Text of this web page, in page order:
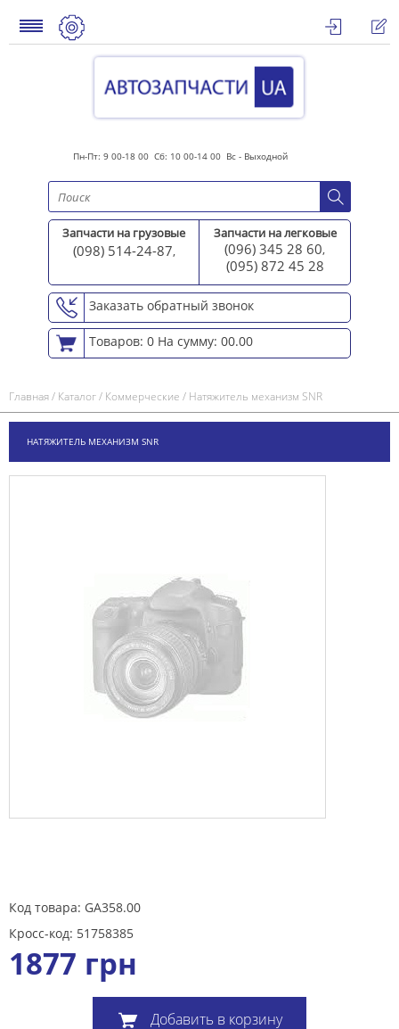
Пн-Пт: 9 00-18 00 Сб: 10 00-14 00 Вс - Выходной
Запчасти на грузовые
(098) 514-24-87,
Запчасти на легковые
(096) 345 28 60,
(095) 872 45 28
Заказать обратный звонок
Товаров: 0 На сумму: 00.00
Главная/ Каталог/ Коммерческие / Натяжитель механизм SNR
НАТЯЖИТЕЛЬ МЕХАНИЗМ SNR
Код товара: GA358.00
Кросс-код: 51758385
1877 грн
Добавить в корзину